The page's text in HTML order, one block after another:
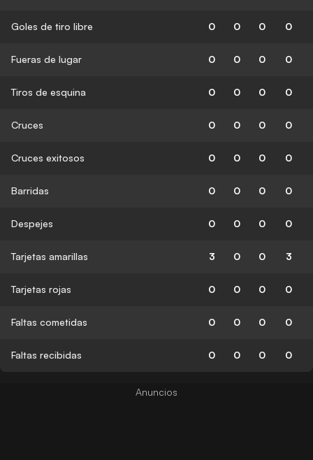
Goles de tiro libre 0 0 0 0
Fueras de lugar 0 0 0 0
Tiros de esquina 0 0 0 0
Cruces 0 0 0 0
Cruces exitosos 0 0 0 0
Barridas 0 0 0 0
Despejes 0 0 0 0
Tarjetas amarillas 3 0 0 3
Tarjetas rojas 0 0 0 0
Faltas cometidas 0 0 0 0
Faltas recibidas 0 0 0 0